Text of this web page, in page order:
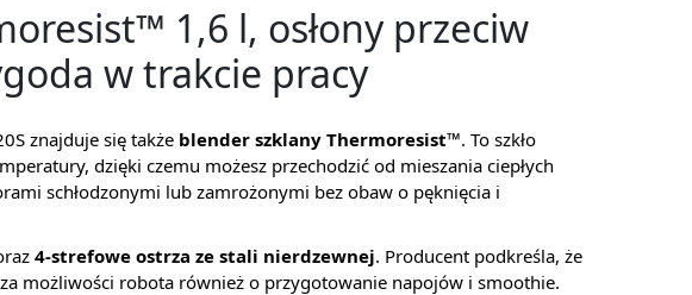
1,6 l, osłony przeciw
w trakcie pracy
znajduje się także blender szklany Thermoresist™. To szkło
dzięki czemu możesz przechodzić od mieszania ciepłych
schłodzonymi lub zamrożonymi bez obaw o pęknięcia i
4-strefowe ostrza ze stali nierdzewnej. Producent podkreśla, że
możliwości robota również o przygotowanie napojów i smoothie.